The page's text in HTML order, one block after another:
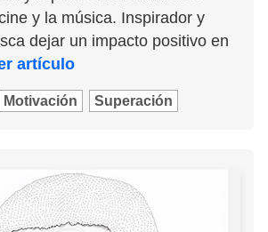
y la música. Inspirador y
dejar un impacto positivo en
artículo
Motivación Superación